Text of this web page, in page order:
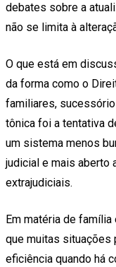
debates sobre a
não se limita à
O que está em
da forma como o
familiares,
tônica foi a tentativa
um sistema menos
judicial e mais aberto
extrajudiciais.
Em matéria de
que muitas situações
eficiência quando há